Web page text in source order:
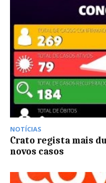
NOTÍCIAS
Crato regista mais
novos casos